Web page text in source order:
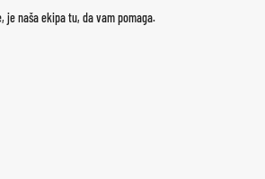
naša ekipa tu, da vam pomaga.